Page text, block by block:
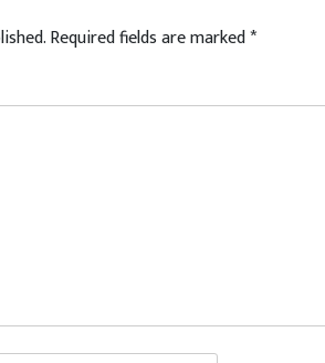
Required fields are marked*